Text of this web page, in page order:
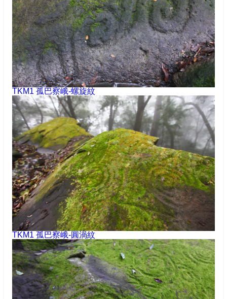
TKM1 孤巴察峨-螺旋紋
TKM1 孤巴察峨-圓渦紋